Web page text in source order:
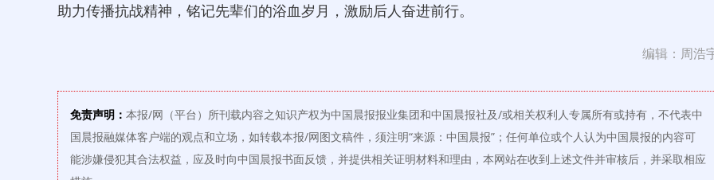
助力传播抗战精神，铭记先辈们的浴血岁月，激励后人奋进前行。
编辑：周浩
免责声明： 本报/网（平台）所刊载内容之知识产权为中国晨报报业集团和中国晨报社及/或相关权利人专属所有或持有，不代表中
国晨报融媒体客户端的观点和立场，如转载本报/网图文稿件，须注明“来源：中国晨报”；任何单位或个人认为中国晨报的内容可
能涉嫌侵犯其合法权益，应及时向中国晨报书面反馈，并提供相关证明材料和理由，本网站在收到上述文件并审核后，并采取相应